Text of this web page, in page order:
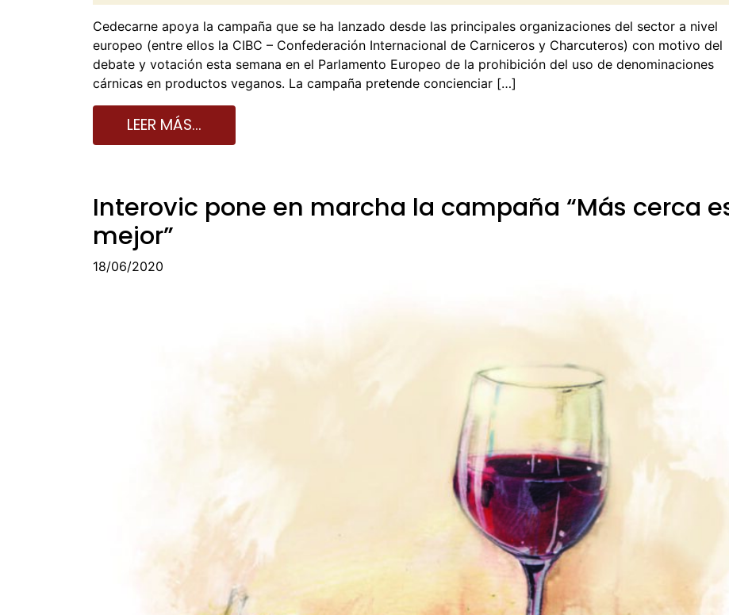
Cedecarne apoya la campaña que se ha lanzado desde las principales organizaciones del sector a nivel
europeo (entre ellos la CIBC – Confederación Internacional de Carniceros y Charcuteros) con motivo del
debate y votación esta semana en el Parlamento Europeo de la prohibición del uso de denominaciones
cárnicas en productos veganos. La campaña pretende concienciar […]
LEER MÁS…
Interovic pone en marcha la campaña “Más cerca
mejor”
18/06/2020